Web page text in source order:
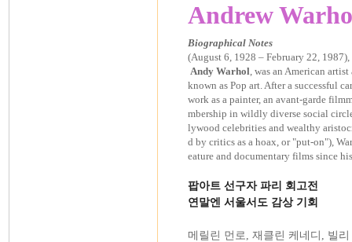
Andrew
Biographical Notes
(August 6, 1928 – February 22, 1987),
Andy Warhol, was an American artist
known as Pop art. After a successful
work as a painter, an avant-garde
mbership in wildly diverse social
lywood celebrities and wealthy
d by critics as a hoax, or "put-on"),
eatureand documentary films since
팝아트 선구자 파리 회고전
연말엔 서울서도 감상 기회
메릴린 먼로, 재클린 케네디, 빌